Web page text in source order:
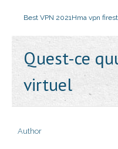
Best VPN 2021Hma vpn
Quest-ce
virtuel
Author